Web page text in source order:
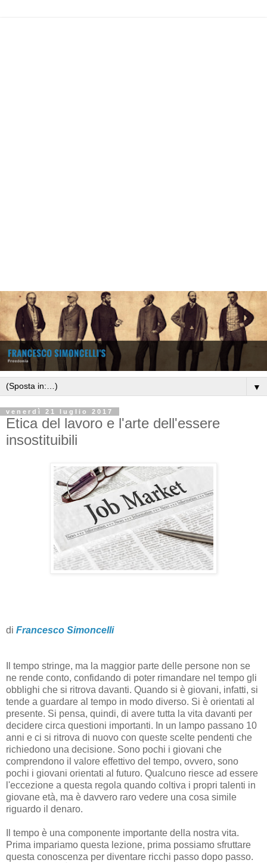
▼
venerdì 21 luglio 2017
Etica del lavoro e l'arte dell'essere
insostituibili
di Francesco Simoncelli
Il tempo stringe, ma la maggior parte delle persone non se
ne rende conto, confidando di poter rimandare nel tempo gli
obblighi che si ritrova davanti. Quando si è giovani, infatti, si
tende a guardare al tempo in modo diverso. Si è orientati al
presente. Si pensa, quindi, di avere tutta la vita davanti per
decidere circa questioni importanti. In un lampo passano 10
anni e ci si ritrova di nuovo con queste scelte pendenti che
richiedono una decisione. Sono pochi i giovani che
comprendono il valore effettivo del tempo, ovvero, sono
pochi i giovani orientati al futuro. Qualcuno riesce ad essere
l'eccezione a questa regola quando coltiva i propri talenti in
giovane età, ma è davvero raro vedere una cosa simile
riguardo il denaro.
Il tempo è una componente importante della nostra vita.
Prima impariamo questa lezione, prima possiamo sfruttare
questa conoscenza per diventare ricchi passo dopo passo.